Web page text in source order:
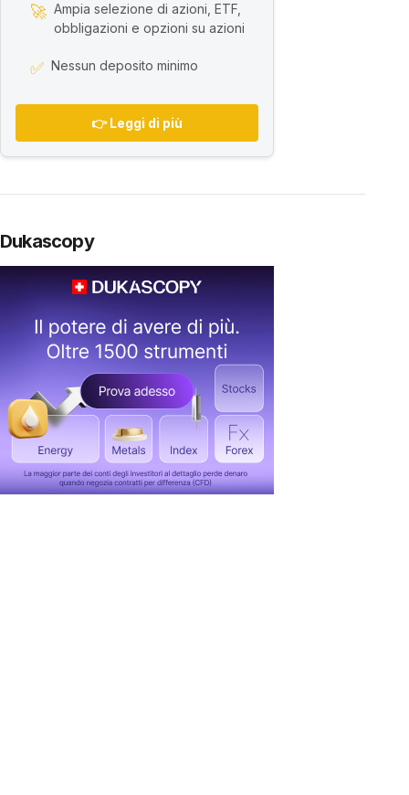
🚀 Ampia selezione di azioni, ETF,
obbligazioni e opzioni su azioni
✅ Nessun deposito minimo
👉 Leggi di più
Dukascopy